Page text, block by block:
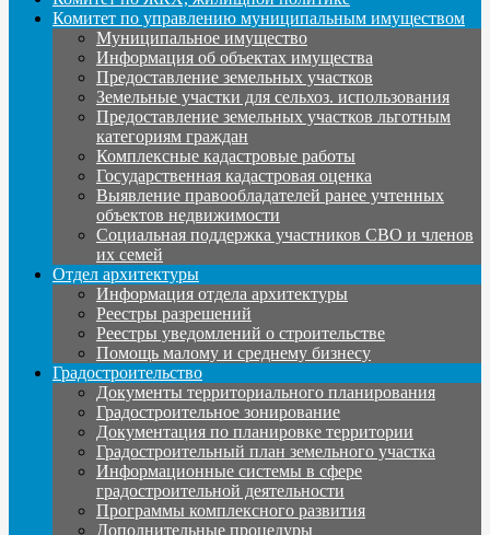
Комитет по управлению муниципальным имуществом
Муниципальное имущество
Информация об объектах имущества
Предоставление земельных участков
Земельные участки для сельхоз. использования
Предоставление земельных участков льготным
категориям граждан
Комплексные кадастровые работы
Государственная кадастровая оценка
Выявление правообладателей ранее учтенных
объектов недвижимости
Социальная поддержка участников СВО и членов
их семей
Отдел архитектуры
Информация отдела архитектуры
Реестры разрешений
Реестры уведомлений о строительстве
Помощь малому и среднему бизнесу
Градостроительство
Документы территориального планирования
Градостроительное зонирование
Документация по планировке территории
Градостроительный план земельного участка
Информационные системы в сфере
градостроительной деятельности
Программы комплексного развития
Дополнительные процедуры